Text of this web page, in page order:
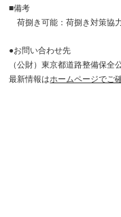
■備考
荷捌き可能：荷捌き対策協
●お問い合わせ先
（公財）東京都道路整備保
最新情報はホームページでご